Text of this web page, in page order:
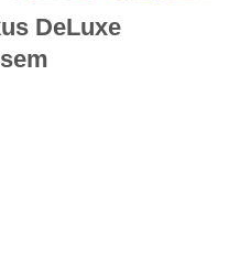
DeLuxe